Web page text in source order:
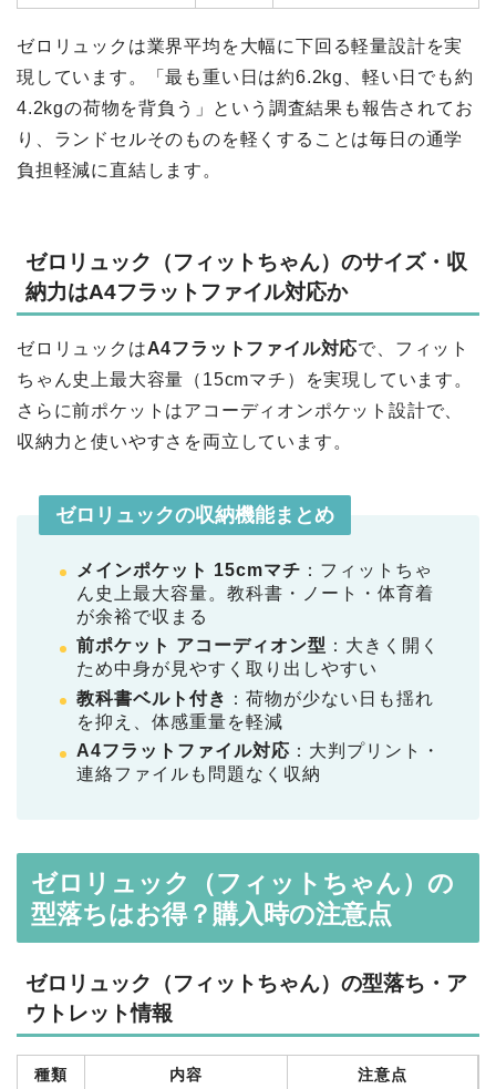
ゼロリュックは業界平均を大幅に下回る軽量設計を実
現しています。「最も重い日は約6.2kg、軽い日でも約
4.2kgの荷物を背負う」という調査結果も報告されてお
り、ランドセルそのものを軽くすることは毎日の通学
負担軽減に直結します。
ゼロリュック（フィットちゃん）のサイズ・収
納力はA4フラットファイル対応か
ゼロリュックはA4フラットファイル対応で、フィット
ちゃん史上最大容量（15cmマチ）を実現しています。
さらに前ポケットはアコーディオンポケット設計で、
収納力と使いやすさを両立しています。
ゼロリュックの収納機能まとめ
メインポケット 15cmマチ ：フィットちゃ
ん史上最大容量。教科書・ノート・体育着
が余裕で収まる
前ポケット アコーディオン型 ：大きく開く
ため中身が見やすく取り出しやすい
教科書ベルト付き ：荷物が少ない日も揺れ
を抑え、体感重量を軽減
A4フラットファイル対応 ：大判プリント・
連絡ファイルも問題なく収納
ゼロリュック（フィットちゃん）の
型落ちはお得？購入時の注意点
ゼロリュック（フィットちゃん）の型落ち・ア
ウトレット情報
種類 内容 注意点